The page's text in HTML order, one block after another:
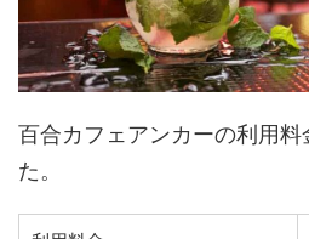
百合カフェアンカーの利用料
た。